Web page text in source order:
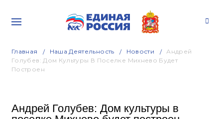
Главная Наша Деятельность Новости
Андрей
Голубев: Дом Культуры В Поселке Михнево Будет
Построен
Андрей Голубев: Дом культуры в